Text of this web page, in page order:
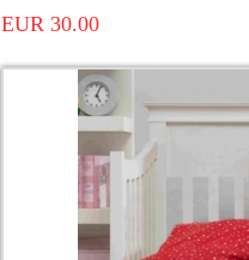
EUR 30.00